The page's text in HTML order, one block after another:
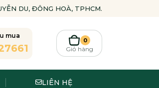
DU, ĐÔNG HOÀ, TPHCM.
mua
0
Giỏ hàng
LIÊN HỆ